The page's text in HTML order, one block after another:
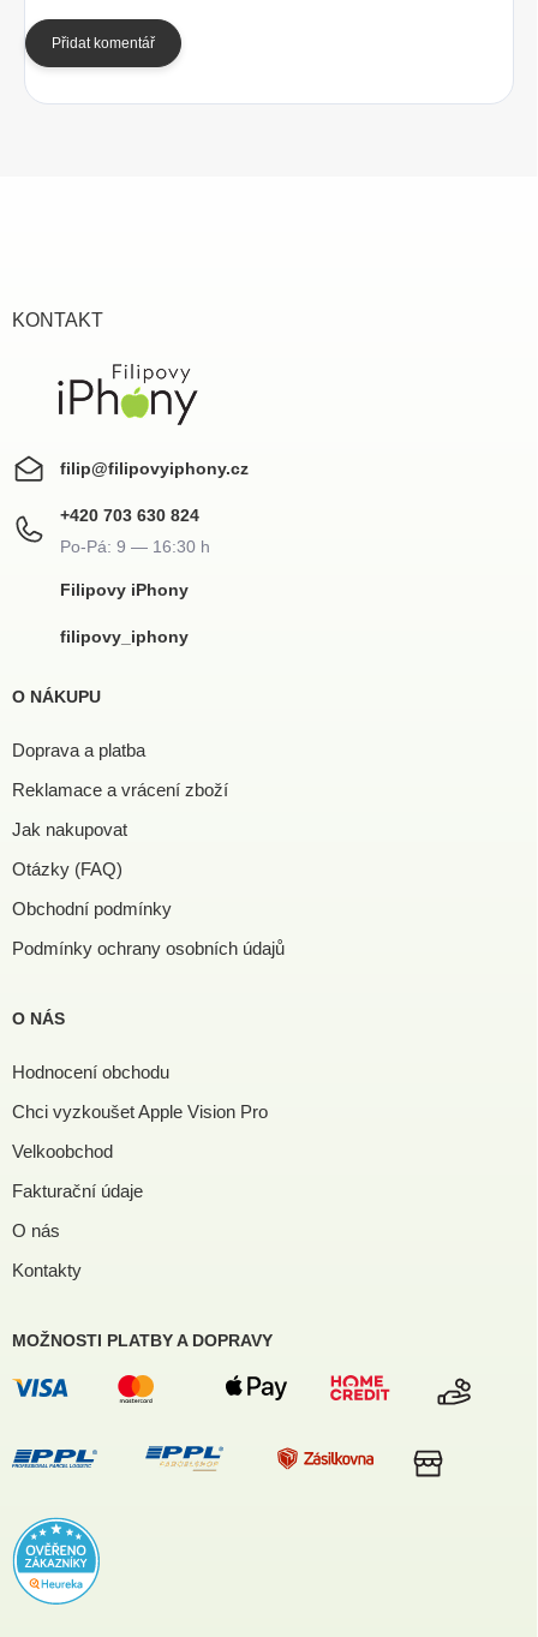
Přidat komentář
KONTAKT
filip@filipovyiphony.cz
+420 703 630 824
Filipovy iPhony
filipovy_iphony
O NÁKUPU
Doprava a platba
Reklamace a vrácení zboží
Jak nakupovat
Otázky (FAQ)
Obchodní podmínky
Podmínky ochrany osobních údajů
O NÁS
Hodnocení obchodu
Chci vyzkoušet Apple Vision Pro
Velkoobchod
Fakturační údaje
O nás
Kontakty
MOŽNOSTI PLATBY A DOPRAVY